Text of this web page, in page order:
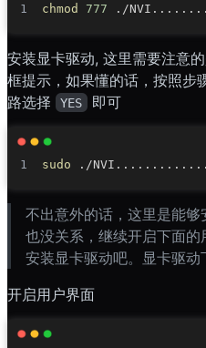
chmod 777 ./NVI .. .. .. ..
安装显卡驱动, 这里需要注意
框提示，如果懂的话，按照步
路选择
YES 即可
sudo ./NVI .. .. .. .. .. ..
不出意外的话，这里是能
也没关系，继续开启下面
安装显卡驱动吧。显卡驱
开启用户界面